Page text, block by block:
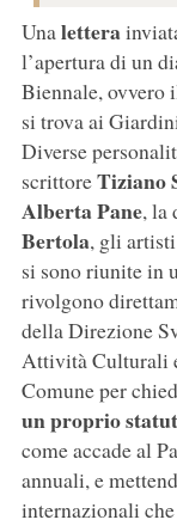
Unalettera
l’apertura di un
Biennale, ovvero
si trova ai
Diverse
scrittoreTiziano
Alberta Pane, la
Bertola, gli artisti
si sono riunite in
rivolgono
della Direzione
Attività Culturali
Comune per
un proprio
come accade al
annuali, e
internazionali